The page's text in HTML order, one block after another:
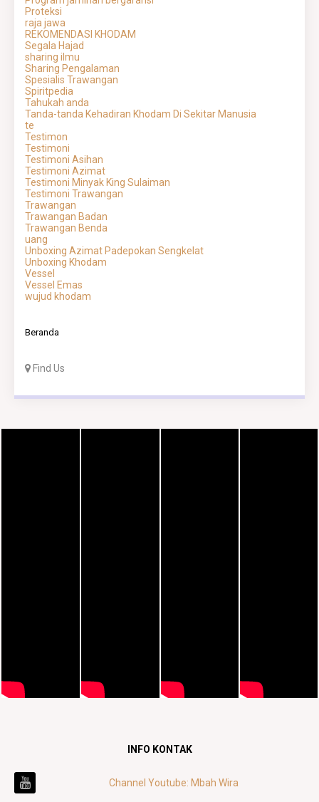
Proteksi
raja jawa
REKOMENDASI KHODAM
Segala Hajad
sharing ilmu
Sharing Pengalaman
Spesialis Trawangan
Spiritpedia
Tahukah anda
Tanda-tanda Kehadiran Khodam Di Sekitar Manusia
te
Testimon
Testimoni
Testimoni Asihan
Testimoni Azimat
Testimoni Minyak King Sulaiman
Testimoni Trawangan
Trawangan
Trawangan Badan
Trawangan Benda
uang
Unboxing Azimat Padepokan Sengkelat
Unboxing Khodam
Vessel
Vessel Emas
wujud khodam
Beranda
Find Us
INFO KONTAK
Channel Youtube: Mbah Wira